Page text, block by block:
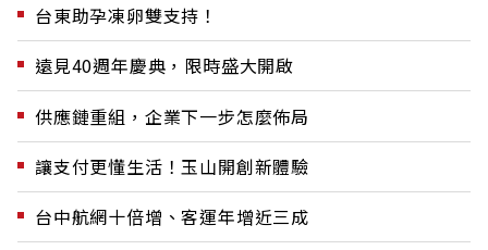
台東助孕凍卵雙支持！
遠見40週年慶典，限時盛大開啟
供應鏈重組，企業下一步怎麼佈局
讓支付更懂生活！玉山開創新體驗
台中航網十倍增、客運年增近三成